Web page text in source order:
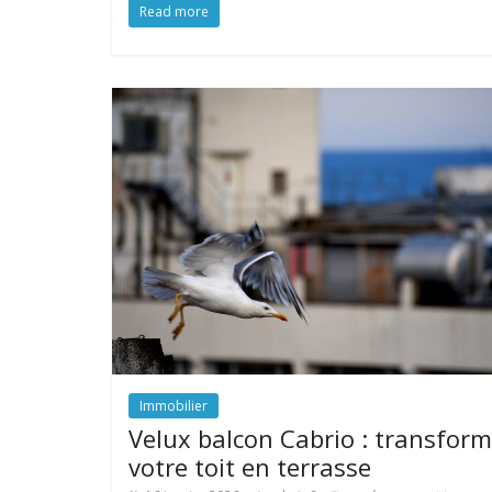
Read more
Immobilier
Velux balcon Cabrio :
votre toit en terrasse